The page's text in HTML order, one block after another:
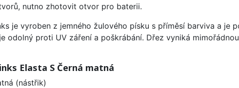
nutno zhotovit otvor pro baterii.
je vyroben z jemného žulového písku s příměsí barviva a je
odolný proti UV záření a poškrábání. Dřez vyniká
Elasta S Černá matná
(nástřik)